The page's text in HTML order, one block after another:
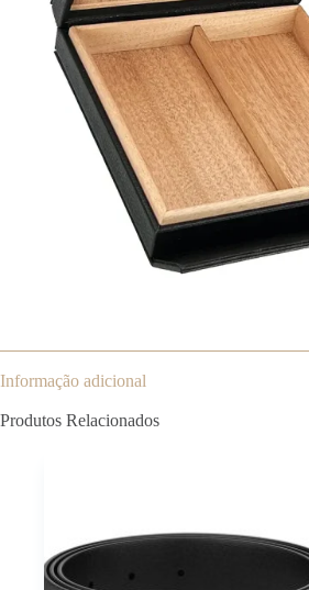
Informação adicional
Produtos Relacionados